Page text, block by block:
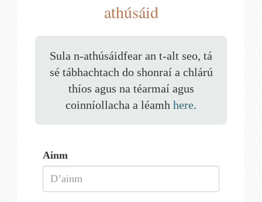
athúsáid
Sula n-athúsáidfear an t-alt seo, tá
sé tábhachtach do shonraí a chlárú
thíos agus na téarmaí agus
coinníollacha a léamh here.
Ainm